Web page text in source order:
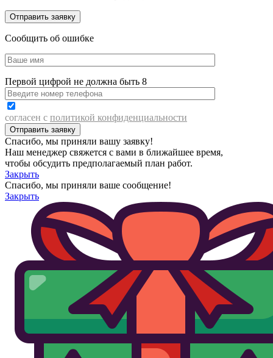
Сообщить об ошибке
Первой цифрой не должна быть 8
согласен с политикой конфиденциальности
Спасибо, мы приняли вашу заявку!
Наш менеджер свяжется с вами в ближайшее время,
чтобы обсудить предполагаемый план работ.
Закрыть
Спасибо, мы приняли ваше сообщение!
Закрыть